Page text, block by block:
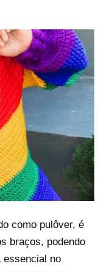
como pulôver, é
braços, podendo
essencial no